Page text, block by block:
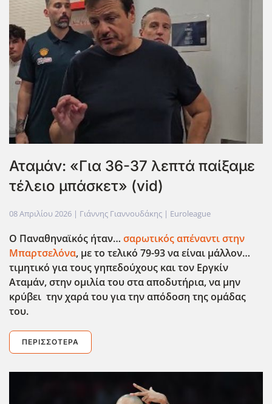
Αταμάν: «Για 36-37 λεπτά παίξαμε
τέλειο μπάσκετ» (vid)
08 Απριλίου 2026 | Γιάννης Γιαννουδάκης | Euroleague
Ο Παναθηναϊκός ήταν… σαρωτικός απέναντι στην
Μπαρτσελόνα, με το τελικό 79-93 να είναι μάλλον…
τιμητικό για τους γηπεδούχους και τον Εργκίν
Αταμάν, στην ομιλία του στα αποδυτήρια, να μην
κρύβει την χαρά του για την απόδοση της ομάδας
του.
ΠΕΡΙΣΣΌΤΕΡΑ